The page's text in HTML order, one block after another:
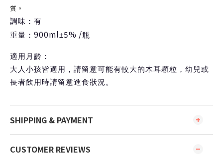
質。
調味：有
重量： 900ml±5% /瓶
適用月齡：
大人小孩皆適用，請留意可能有較大的木耳顆粒，幼兒或
長者飲用時請留意進食狀況。
SHIPPING & PAYMENT
CUSTOMER REVIEWS